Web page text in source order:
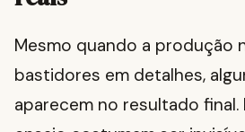
Mesmo quando a produção
bastidores em detalhes,
aparecem no resultado final.